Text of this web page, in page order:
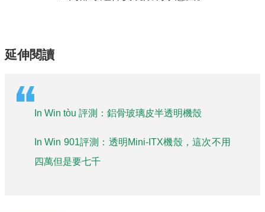
延伸閱讀
In Win tòu 評測：鋁骨玻璃皮半透明機殼
In Win 901評測：透明Mini-ITX機殼，這次不用
四萬但是要七千